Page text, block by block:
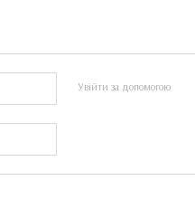
Увійти за допомогою